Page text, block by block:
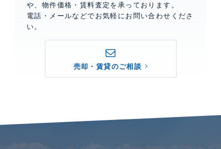
や、物件価格・賃料査定を承っております。
電話・メールなどでお気軽にお問い合わせくださ
い。
売却・賃貸のご相談